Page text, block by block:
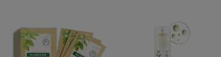
Shampoo-
Maske
mildes